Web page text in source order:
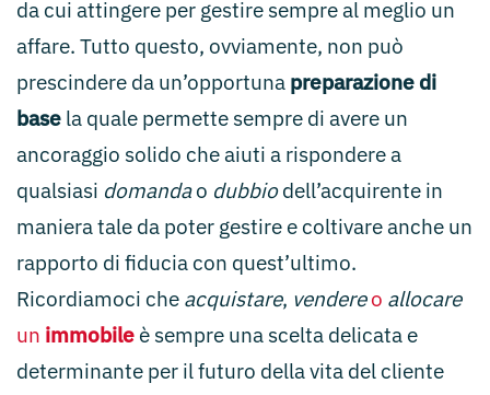
da cui attingere per gestire sempre al meglio un
affare. Tutto questo, ovviamente, non può
prescindere da un’opportuna preparazione di
base la quale permette sempre di avere un
ancoraggio solido che aiuti a rispondere a
qualsiasi domandao dubbiodell’acquirente in
maniera tale da poter gestire e coltivare anche un
rapporto di fiducia con quest’ultimo.
Ricordiamoci che acquistare, vendereo allocare
un immobile è sempre una scelta delicata e
determinante per il futuro della vita del cliente